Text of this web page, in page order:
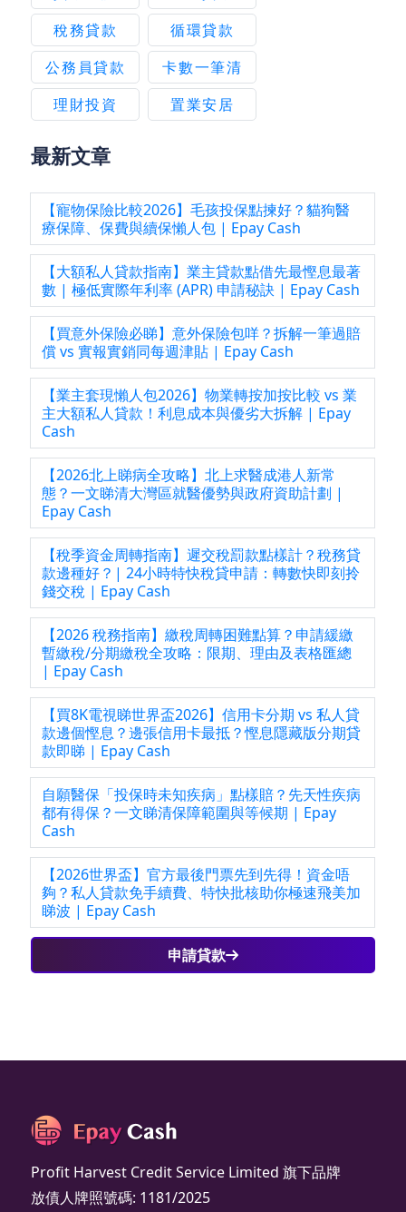
稅務貸款
循環貸款
公務員貸款
卡數一筆清
理財投資
置業安居
最新文章
【寵物保險比較2026】毛孩投保點揀好？貓狗醫
療保障、保費與續保懶人包 | Epay Cash
【大額私人貸款指南】業主貸款點借先最慳息最著
數 | 極低實際年利率 (APR) 申請秘訣 | Epay Cash
【買意外保險必睇】意外保險包咩？拆解一筆過賠
償 vs 實報實銷同每週津貼 | Epay Cash
【業主套現懶人包2026】物業轉按加按比較 vs 業
主大額私人貸款！利息成本與優劣大拆解 | Epay
Cash
【2026北上睇病全攻略】北上求醫成港人新常
態？一文睇清大灣區就醫優勢與政府資助計劃 |
Epay Cash
【稅季資金周轉指南】遲交稅罰款點樣計？稅務貸
款邊種好？| 24小時特快稅貸申請：轉數快即刻拎
錢交稅 | Epay Cash
【2026 稅務指南】繳稅周轉困難點算？申請緩繳
暫繳稅/分期繳稅全攻略：限期、理由及表格匯總
| Epay Cash
【買8K電視睇世界盃2026】信用卡分期 vs 私人貸
款邊個慳息？邊張信用卡最抵？慳息隱藏版分期貸
款即睇 | Epay Cash
自願醫保「投保時未知疾病」點樣賠？先天性疾病
都有得保？一文睇清保障範圍與等候期 | Epay
Cash
【2026世界盃】官方最後門票先到先得！資金唔
夠？私人貸款免手續費、特快批核助你極速飛美加
睇波 | Epay Cash
申請貸款
Profit Harvest Credit Service Limited 旗下品牌
放債人牌照號碼: 1181/2025